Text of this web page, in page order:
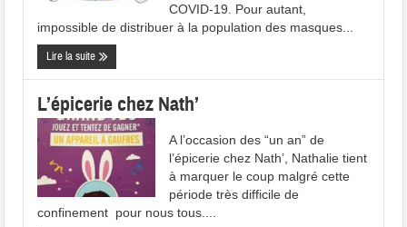
COVID-19. Pour autant,
impossible de distribuer à la population des masques...
Lire la suite
L’épicerie chez Nath’
A l’occasion des “un an” de
l’épicerie chez Nath’, Nathalie tient
à marquer le coup malgré cette
période très difficile de
confinement pour nous tous....